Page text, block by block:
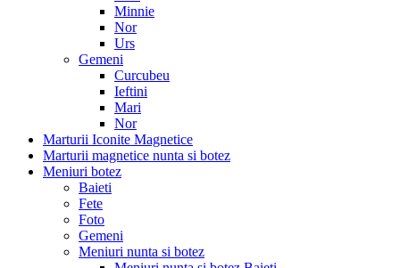
Minnie
Nor
Urs
Gemeni
Curcubeu
Ieftini
Mari
Nor
Marturii Iconite Magnetice
Marturii magnetice nunta si botez
Meniuri botez
Baieti
Fete
Foto
Gemeni
Meniuri nunta si botez